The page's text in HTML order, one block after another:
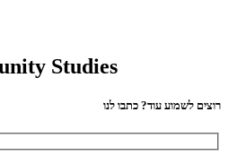
Studies
רוצים לשמוע עוד? כתבו לנו